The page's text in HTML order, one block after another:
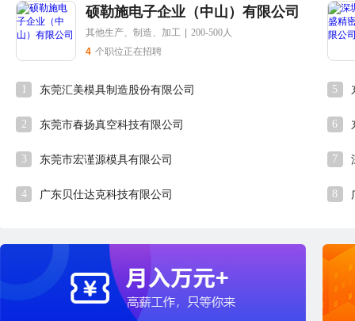
硕勒施电子企业（中山）有限公司
其他生产、制造、加工
200-500人
4 个职位正在招聘
1 东莞汇美模具制造股份有限公司
2 东莞市春扬真空科技有限公司
3 东莞市宏谨源模具有限公司
4 广东贝仕达克科技有限公司
5
6
7
8